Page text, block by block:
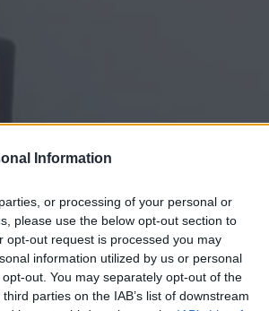
Information
or processing of your personal or
please use the below opt-out section to
opt-out request is processed you may
information utilized by us or personal
out. You may separately opt-out of the
parties on the IAB’s list of downstream